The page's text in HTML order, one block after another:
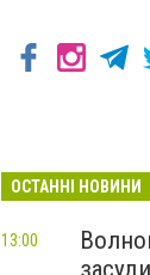
ОСТАННІ НОВИНИ
13:00